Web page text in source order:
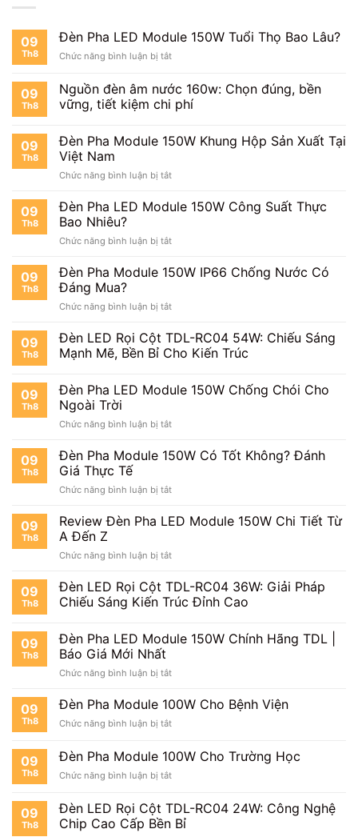
09
Th8
Đèn Pha LED Module 150W Tuổi Thọ Bao Lâu?
Chức năng bình luận bị tắtở
Pha
LED
Module
Tuổi
Lâu?
09
Th8
Nguồn đèn âm nước 160w: Chọn đúng, bền
vững, tiết kiệm chi phí
09
Th8
Đèn Pha Module 150W Khung Hộp Sản Xuất Tại
Việt Nam
Chức năng bình luận bị tắtở
Pha
Module
Khung
Sản
Việt
09
Th8
Đèn Pha LED Module 150W Công Suất Thực
Bao Nhiêu?
Chức năng bình luận bị tắtở
Pha
LED
150W
Suất
Thực
09
Th8
Đèn Pha Module 150W IP66 Chống Nước Có
Đáng Mua?
Chức năng bình luận bị tắtở
Pha
Module
150W
Chống
Đáng
09
Th8
Đèn LED Rọi Cột TDL-RC04 54W: Chiếu Sáng
Mạnh Mẽ, Bền Bỉ Cho Kiến Trúc
09
Th8
Đèn Pha LED Module 150W Chống Chói Cho
Ngoài Trời
Chức năng bình luận bị tắtở
Pha
LED
150W
Chói
Trời
09
Th8
Đèn Pha Module 150W Có Tốt Không? Đánh
Giá Thực Tế
Chức năng bình luận bị tắtở
Pha
Có
Không?
Đánh
Tế
09
Th8
Review Đèn Pha LED Module 150W Chi Tiết Từ
A Đến Z
Chức năng bình luận bị tắtở
Đèn
Pha
LED
150W
Từ
Đến
09
Th8
Đèn LED Rọi Cột TDL-RC04 36W: Giải Pháp
Chiếu Sáng Kiến Trúc Đỉnh Cao
09
Th8
Đèn Pha LED Module 150W Chính Hãng TDL |
Báo Giá Mới Nhất
Chức năng bình luận bị tắtở
Pha
Module
Chính
TDL
Báo
Giá
09
Th8
Đèn Pha Module 100W Cho Bệnh Viện
Chức năng bình luận bị tắtở
Pha
Module
100W
Bệnh
Viện
09
Th8
Đèn Pha Module 100W Cho Trường Học
Chức năng bình luận bị tắtở
Pha
Module
100W
09
Th8
Đèn LED Rọi Cột TDL-RC04 24W: Công Nghệ
Chip Cao Cấp Bền Bỉ